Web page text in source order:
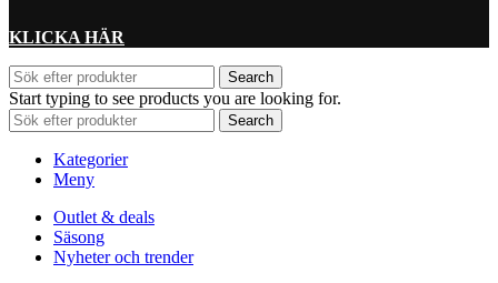
KLICKA HÄR
Search
Start typing to see products you are looking for.
Search
Kategorier
Meny
Outlet & deals
Säsong
Nyheter och trender